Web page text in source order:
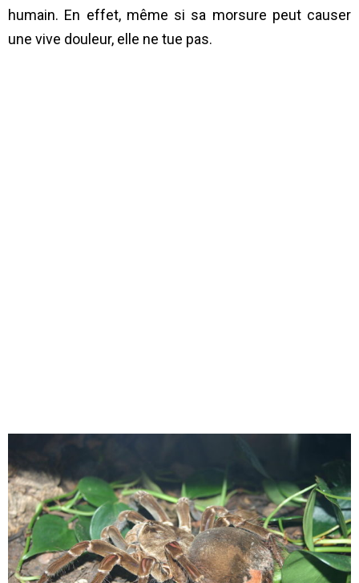
humain. En effet, même si sa morsure peut causer
une vive douleur, elle ne tue pas.